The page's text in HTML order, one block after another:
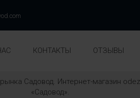
КОНТАКТЫ ОТЗЫВЫ
Садовод. Интернет-магазин
«Садовод».